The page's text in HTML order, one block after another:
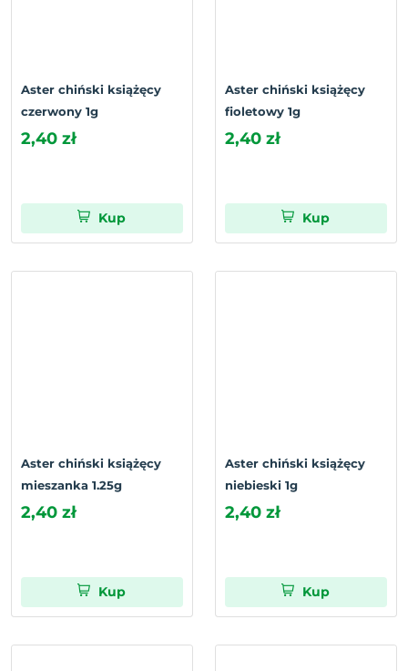
Aster chiński książęcy
czerwony 1g
2,40 zł
Kup
Aster chiński książęcy
fioletowy 1g
2,40 zł
Kup
Aster chiński książęcy
mieszanka 1.25g
2,40 zł
Kup
Aster chiński książęcy
niebieski 1g
2,40 zł
Kup